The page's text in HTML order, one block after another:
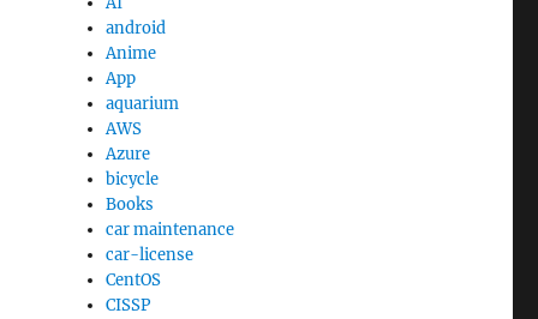
android
Anime
App
aquarium
AWS
Azure
bicycle
Books
car maintenance
car-license
CentOS
CISSP